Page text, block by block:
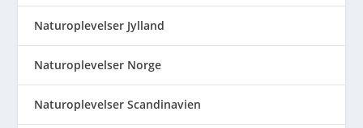
Naturoplevelser Jylland
Naturoplevelser Norge
Naturoplevelser Scandinavien